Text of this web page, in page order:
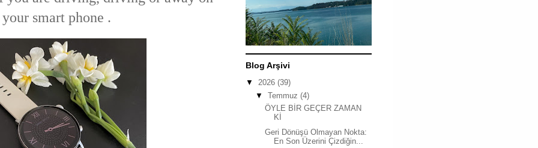
your smart phone .
Blog Arşivi
▼ 2026 (39)
▼ Temmuz (4)
ÖYLE BİR GEÇER ZAMAN
Kİ
Geri Dönüşü Olmayan Nokta:
En Son Üzerini Çizdiğin...